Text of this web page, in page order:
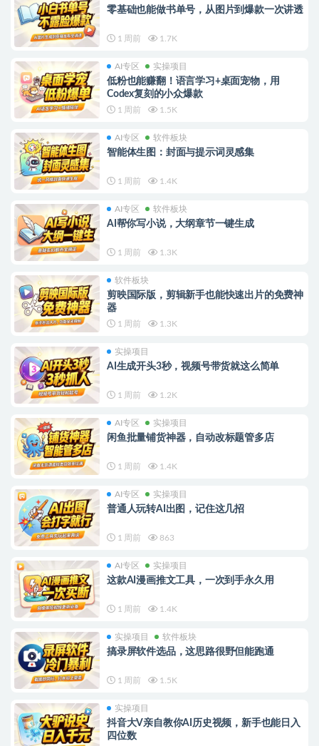
零基础也能做书单号，从图片到爆款一次讲透
1 周前 1.7K
AI专区 实操项目
低粉也能赚翻！语言学习+桌面宠物，用
Codex复刻的小众爆款
1 周前 1.5K
AI专区 软件板块
智能体生图：封面与提示词灵感集
1 周前 1.4K
AI专区 软件板块
AI帮你写小说，大纲章节一键生成
1 周前 1.3K
软件板块
剪映国际版，剪辑新手也能快速出片的免费神
器
1 周前 1.3K
实操项目
AI生成开头3秒，视频号带货就这么简单
1 周前 1.2K
AI专区 实操项目
闲鱼批量铺货神器，自动改标题管多店
1 周前 1.4K
AI专区 实操项目
普通人玩转AI出图，记住这几招
1 周前 863
AI专区 实操项目
这款AI漫画推文工具，一次到手永久用
1 周前 1.4K
实操项目 软件板块
搞录屏软件选品，这思路很野但能跑通
1 周前 1.5K
实操项目
抖音大V亲自教你AI历史视频，新手也能日入
四位数